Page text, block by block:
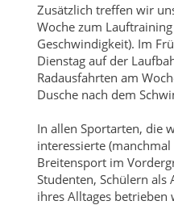
Zusätzlich treffen wir
Woche zum
Geschwindigkeit). Im
Dienstag auf der
Radausfahrten am
Dusche nach dem
In allen Sportarten, die
interessierte
Breitensport im
Studenten, Schülern als
ihres Alltages betrieben